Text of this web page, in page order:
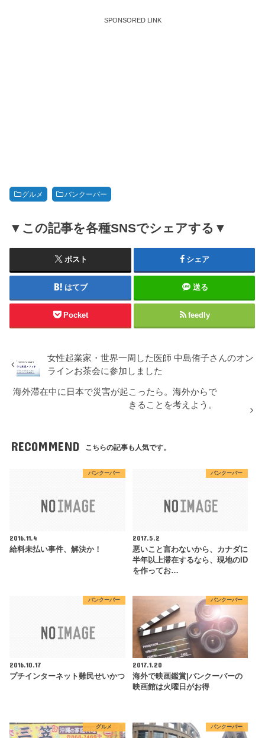
SPONSORED LINK
グルメ バンクーバー
▼この記事を各種SNSでシェアする▼
ポスト シェア
はてブ 送る
Pocket feedly
女性起業家・世界一周した医師 中島侑子さんのオン
ラインお茶会に参加しました
海外滞在中に日本で災害が起こったら。海外からで
きることを考えよう。
RECOMMEND こちらの記事も人気です。
バンクーバー
2016.11.4
給料未払い事件、解決か！
バンクーバー
2017.5.2
悪いこと言わないから、カナダに
半年以上滞在するなら、現地のID
を作ってお…
バンクーバー
2016.10.17
プチインターネット難民せいかつ
バンクーバー
2017.1.20
海外で映画鑑賞|バンクーバーの
映画館は火曜日がお得
グルメ バンクーバー